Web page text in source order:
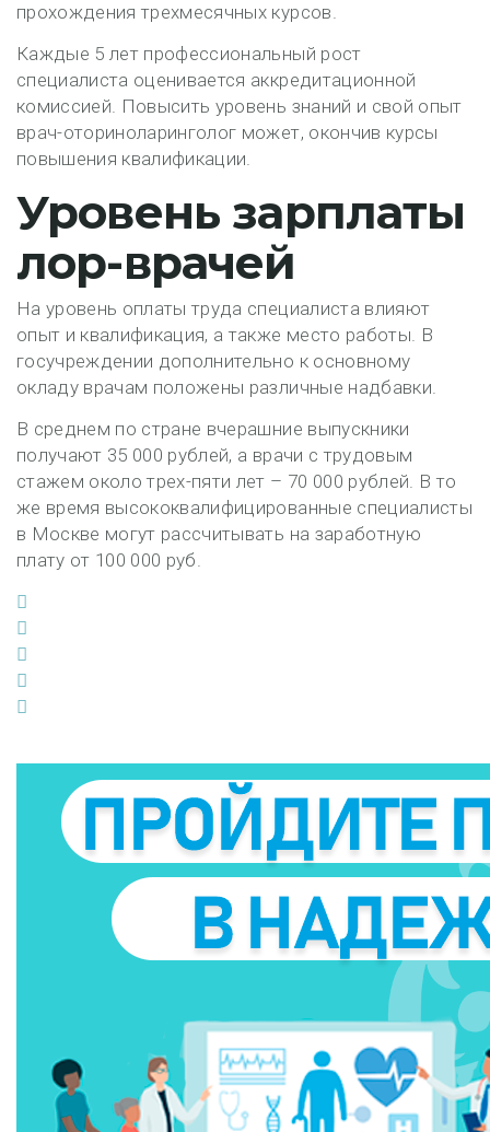
прохождения трехмесячных курсов.
Каждые 5 лет профессиональный рост
специалиста оценивается аккредитационной
комиссией. Повысить уровень знаний и свой опыт
врач-оториноларинголог может, окончив курсы
повышения квалификации.
Уровень зарплаты
лор-врачей
На уровень оплаты труда специалиста влияют
опыт и квалификация, а также место работы. В
госучреждении дополнительно к основному
окладу врачам положены различные надбавки.
В среднем по стране вчерашние выпускники
получают 35 000 рублей, а врачи с трудовым
стажем около трех-пяти лет – 70 000 рублей. В то
же время высококвалифицированные специалисты
в Москве могут рассчитывать на заработную
плату от 100 000 руб.